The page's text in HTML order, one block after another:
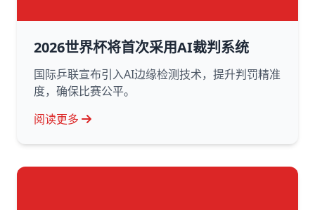
2026世界杯将首次采用AI裁判系统
国际乒联宣布引入AI边缘检测技术，提升判罚精准
度，确保比赛公平。
阅读更多